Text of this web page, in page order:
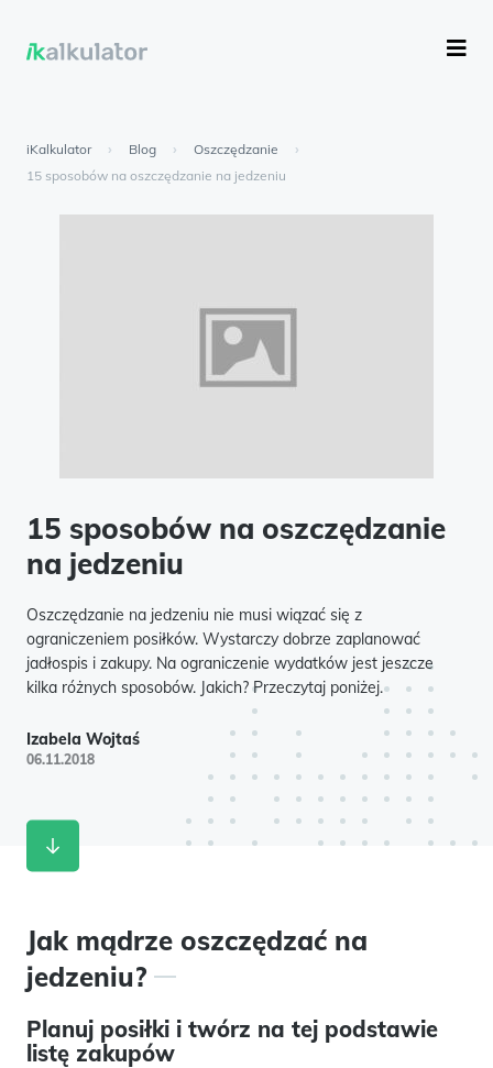
iKalkulator › Blog › Oszczędzanie
›
15 sposobów na oszczędzanie na jedzeniu
15 sposobów na oszczędzanie
na jedzeniu
Oszczędzanie na jedzeniu nie musi wiązać się z
ograniczeniem posiłków. Wystarczy dobrze zaplanować
jadłospis i zakupy. Na ograniczenie wydatków jest jeszcze
kilka różnych sposobów. Jakich? Przeczytaj poniżej.
Izabela Wojtaś
06.11.2018
Jak mądrze oszczędzać na
jedzeniu?
Planuj posiłki i twórz na tej podstawie
listę zakupów